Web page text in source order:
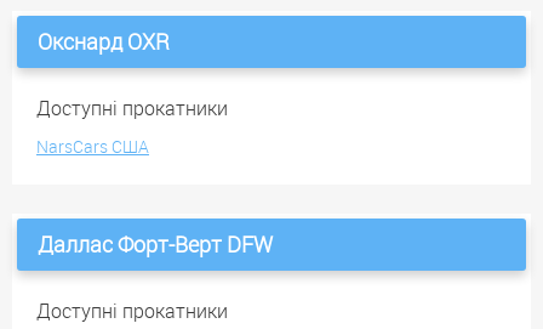
Окснард OXR
Доступні прокатники
NarsCars США
Даллас Форт-Верт DFW
Доступні прокатники